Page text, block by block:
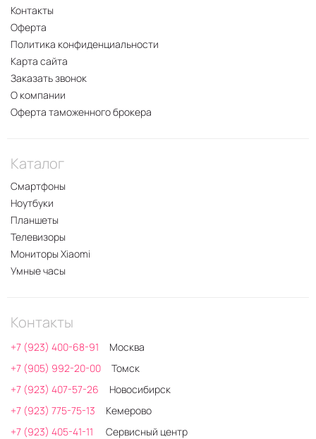
Контакты
Оферта
Политика конфиденциальности
Карта сайта
Заказать звонок
О компании
Оферта таможенного брокера
Каталог
Смартфоны
Ноутбуки
Планшеты
Телевизоры
Мониторы Xiaomi
Умные часы
Контакты
+7 (923) 400-68-91
Москва
+7 (905) 992-20-00
Томск
+7 (923) 407-57-26
Новосибирск
+7 (923) 775-75-13
Кемерово
+7 (923) 405-41-11
Сервисный центр